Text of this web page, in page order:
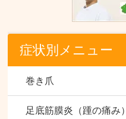
症状別メニュー
巻き爪
足底筋膜炎（踵の痛み）